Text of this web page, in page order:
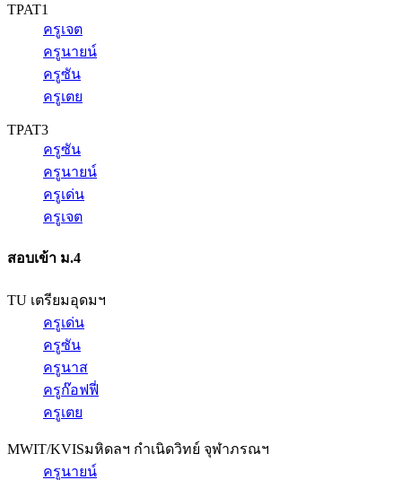
TPAT1
ครูเจต
ครูนายน์
ครูซัน
ครูเตย
TPAT3
ครูซัน
ครูนายน์
ครูเด่น
ครูเจต
สอบเข้า ม.4
TU เตรียมอุดมฯ
ครูเด่น
ครูซัน
ครูนาส
ครูก๊อฟฟี่
ครูเตย
MWIT/KVISมหิดลฯ กำเนิดวิทย์ จุฬาภรณฯ
ครูนายน์